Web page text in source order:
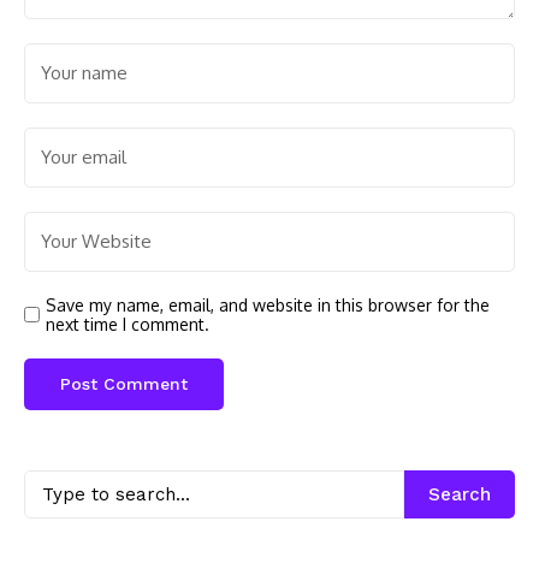
Save my name, email, and website in this browser for the
next time I comment.
Search